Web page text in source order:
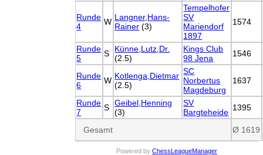
Runde
4
W Langner,Hans-
Rainer (3)
Tempelhofer
SV
Mariendorf
1897
1574
Runde
5
S
Künne,Lutz,Dr.
(2.5)
Kings Club
98 Jena
1546
Runde
6
W Kotlenga,Dietmar
(2.5)
SC
Norbertus
Magdeburg
1637
Runde
7
S Geibel,Henning
(3)
SV
Bargteheide 1395
Gesamt Ø 1619
Powered by ChessLeagueManager